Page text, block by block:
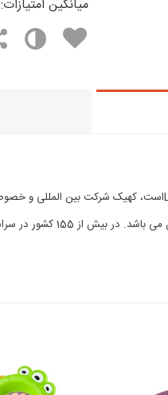
میانگین امتیازات:
طول 35 سال گذشته مورد استفاده قرار گرفته است.